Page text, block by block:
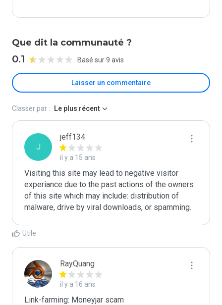
Que dit la communauté ?
0.1 Basé sur 9 avis
Laisser un commentaire
Classer par : Le plus récent
J
jeff134
il y a 15 ans
Visiting this site may lead to negative visitor
experiance due to the past actions of the owners
of this site which may include: distribution of
malware, drive by viral downloads, or spamming.
Utile
RayQuang
il y a 16 ans
Link-farming: Moneyjar scam